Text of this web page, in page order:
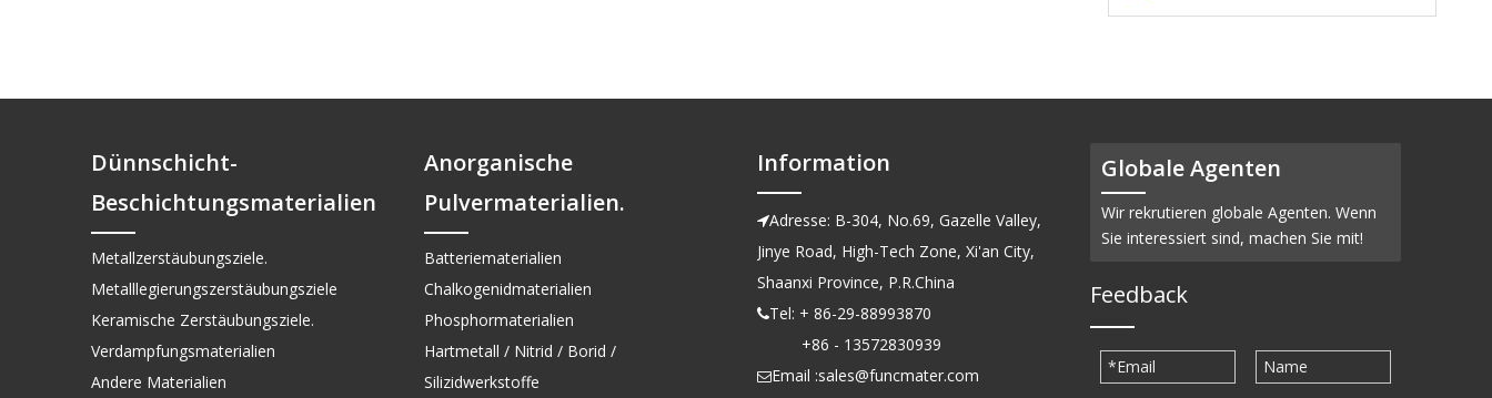
Dünnschicht-
Beschichtungsmaterialien
Metallzerstäubungsziele.
Metalllegierungszerstäubungsziele
Keramische Zerstäubungsziele.
Verdampfungsmaterialien
Andere Materialien
Anorganische
Pulvermaterialien.
Batteriematerialien
Chalkogenidmaterialien
Phosphormaterialien
Hartmetall / Nitrid / Borid /
Silizidwerkstoffe
Information
Adresse: B-304, No.69, Gazelle Valley,
Jinye Road, High-Tech Zone, Xi'an City,
Shaanxi Province, P.R.China
Tel: + 86-29-88993870
+86 - 13572830939
Email :sales@funcmater.com
Globale Agenten
Wir rekrutieren globale Agenten. Wenn
Sie interessiert sind, machen Sie mit!
Feedback